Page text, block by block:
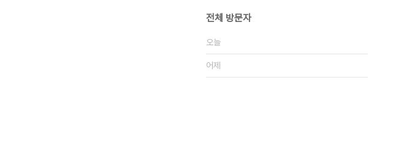
전체 방문자
오늘
어제